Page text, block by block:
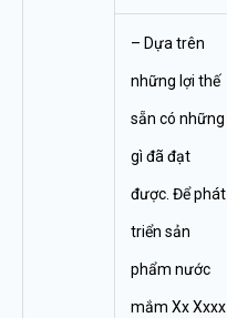
– Dựa trên
những lợi thế
sẵn có những
gì đã đạt
được. Để phát
triển sản
phẩm nước
mắm Xx Xxxx